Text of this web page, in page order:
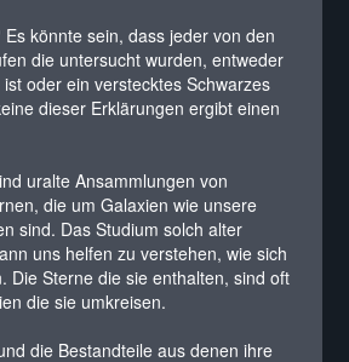
könnte sein, dass jeder von den
die untersucht wurden, entweder
oder ein verstecktes Schwarzes
dieser Erklärungen ergibt einen
uralte Ansammlungen von
die um Galaxien wie unsere
sind. Das Studium solch alter
uns helfen zu verstehen, wie sich
Die Sterne die sie enthalten, sind oft
die sie umkreisen.
die Bestandteile aus denen ihre